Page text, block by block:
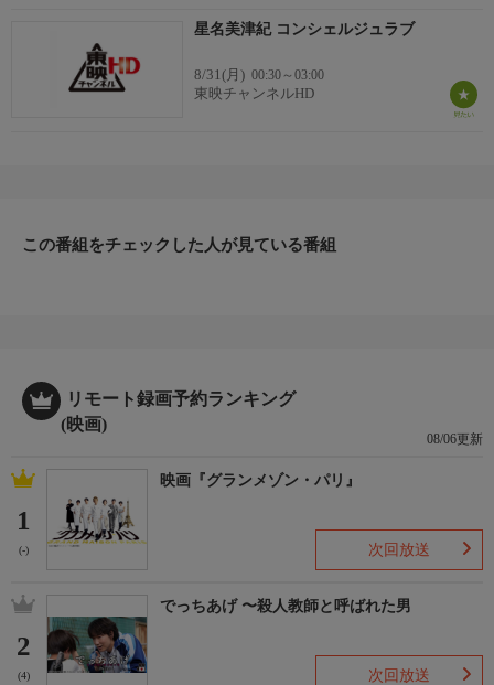
星名美津紀 コンシェルジュラブ
8/31(月) 00:30～03:00
東映チャンネルHD
この番組をチェックした人が見ている番組
リモート録画予約ランキング
(映画)
08/06更新
1
(-)
映画『グランメゾン・パリ』
次回放送
2
(4)
でっちあげ 〜殺人教師と呼ばれた男
次回放送